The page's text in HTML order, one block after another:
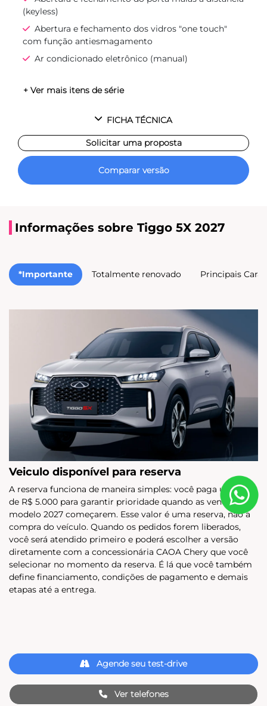
(keyless)
Abertura e fechamento dos vidros "one touch"
com função antiesmagamento
Ar condicionado eletrônico (manual)
+ Ver mais itens de série
FICHA TÉCNICA
Solicitar uma proposta
Comparar versão
Informações sobre Tiggo 5X 2027
*Importante Totalmente renovado Principais
Veiculo disponível para reserva
A reserva funciona de maneira simples: você paga um valor
de R$ 5.000 para garantir prioridade quando as vendas do
modelo 2027 começarem. Esse valor é uma reserva, não a
compra do veículo. Quando os pedidos forem liberados,
você será atendido primeiro e poderá escolher a versão
diretamente com a concessionária CAOA Chery que você
selecionar no momento da reserva. É lá que você também
define financiamento, condições de pagamento e demais
etapas até a entrega.
Ver telefones
Agende seu test-drive